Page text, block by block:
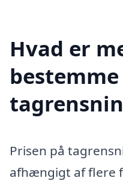
Hvad er
Prisen på
afhængigt af flere